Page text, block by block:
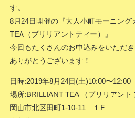
す。
8月24日開催の『大人小町モーニング
TEA（ブリリアントティー）』
今回もたくさんのお申込みをいただき
ありがとうございます！
日時:2019年8月24日(土)10:00〜12:00
場所:BRILLIANT TEA （ブリリアント
岡山市北区田町1-10-11 １F